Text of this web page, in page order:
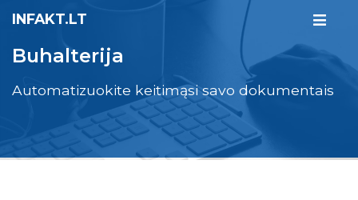
INFAKT.LT
Buhalterija
Automatizuokite keitimąsi savo dokumentais